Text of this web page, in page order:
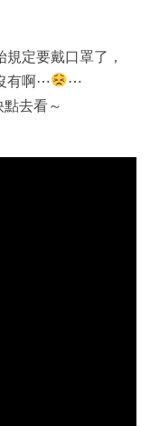
定要戴口罩了，
有啊⋯
⋯
去看～